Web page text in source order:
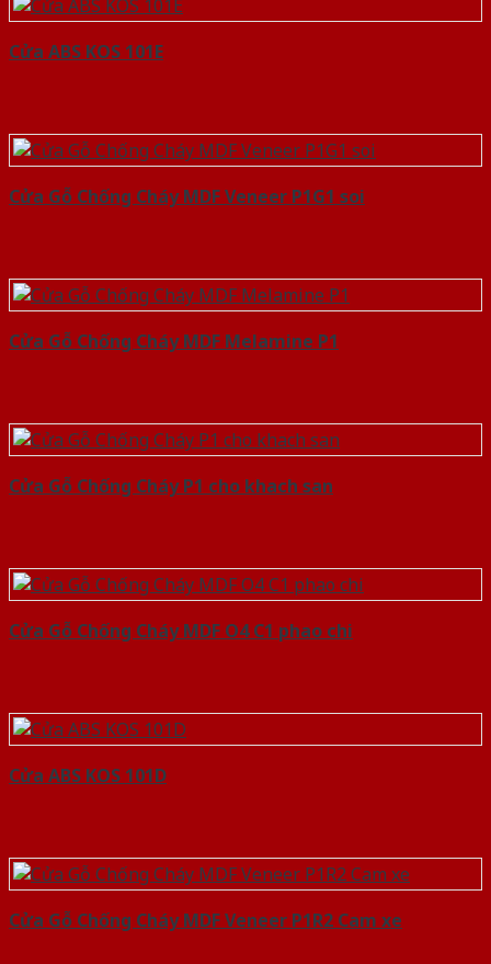
Cửa ABS KOS 101E
Cửa Gỗ Chống Cháy MDF Veneer P1G1 soi
Cửa Gỗ Chống Cháy MDF Melamine P1
Cửa Gỗ Chống Cháy P1 cho khach san
Cửa Gỗ Chống Cháy MDF O4 C1 phao chi
Cửa ABS KOS 101D
Cửa Gỗ Chống Cháy MDF Veneer P1R2 Cam xe